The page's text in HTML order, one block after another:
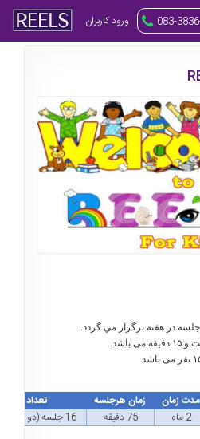
ورود کاربران 083-
در هفته برگزار مي گردد.
مدت زمان زمان هرجلسه
تعداد
2 ماه 75 دقیقه 16 جلسه (دو جلسه در هفته)